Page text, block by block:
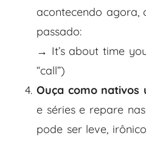
acontecendo
passado:
→ It’s about time
“call”)
Ouça como nativos
e séries e repare
pode ser leve,